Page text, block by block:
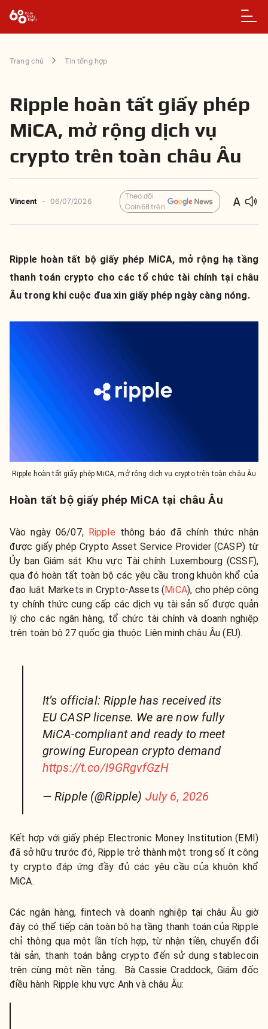
Trang chủ Tin tổng hợp
Ripple hoàn tất giấy phép
MiCA, mở rộng dịch vụ
crypto trên toàn châu Âu
Vincent - 06/07/2026
Theo dõi
Coin68 trên
Ripple hoàn tất bộ giấy phép MiCA, mở rộng hạ tầng
thanh toán crypto cho các tổ chức tài chính tại châu
Âu trong khi cuộc đua xin giấy phép ngày càng nóng.
Ripple hoàn tất giấy phép MiCA, mở rộng dịch vụ crypto trên toàn châu Âu
Hoàn tất bộ giấy phép MiCA tại châu Âu
Vào ngày 06/07, Ripple thông báo đã chính thức nhận
được giấy phép Crypto Asset Service Provider (CASP) từ
Ủy ban Giám sát Khu vực Tài chính Luxembourg (CSSF),
qua đó hoàn tất toàn bộ các yêu cầu trong khuôn khổ của
đạo luật Markets in Crypto-Assets (MiCA), cho phép công
ty chính thức cung cấp các dịch vụ tài sản số được quản
lý cho các ngân hàng, tổ chức tài chính và doanh nghiệp
trên toàn bộ 27 quốc gia thuộc Liên minh châu Âu (EU).
It’s official: Ripple has received its
EU CASP license. We are now fully
MiCA-compliant and ready to meet
growing European crypto demand
https://t.co/I9GRgvfGzH
— Ripple (@Ripple) July 6, 2026
Kết hợp với giấy phép Electronic Money Institution (EMI)
đã sở hữu trước đó, Ripple trở thành một trong số ít công
ty crypto đáp ứng đầy đủ các yêu cầu của khuôn khổ
MiCA.
Các ngân hàng, fintech và doanh nghiệp tại châu Âu giờ
đây có thể tiếp cận toàn bộ hạ tầng thanh toán của Ripple
chỉ thông qua một lần tích hợp, từ nhận tiền, chuyển đổi
tài sản, thanh toán bằng crypto đến sử dụng stablecoin
trên cùng một nền tảng. Bà Cassie Craddock, Giám đốc
điều hành Ripple khu vực Anh và châu Âu: